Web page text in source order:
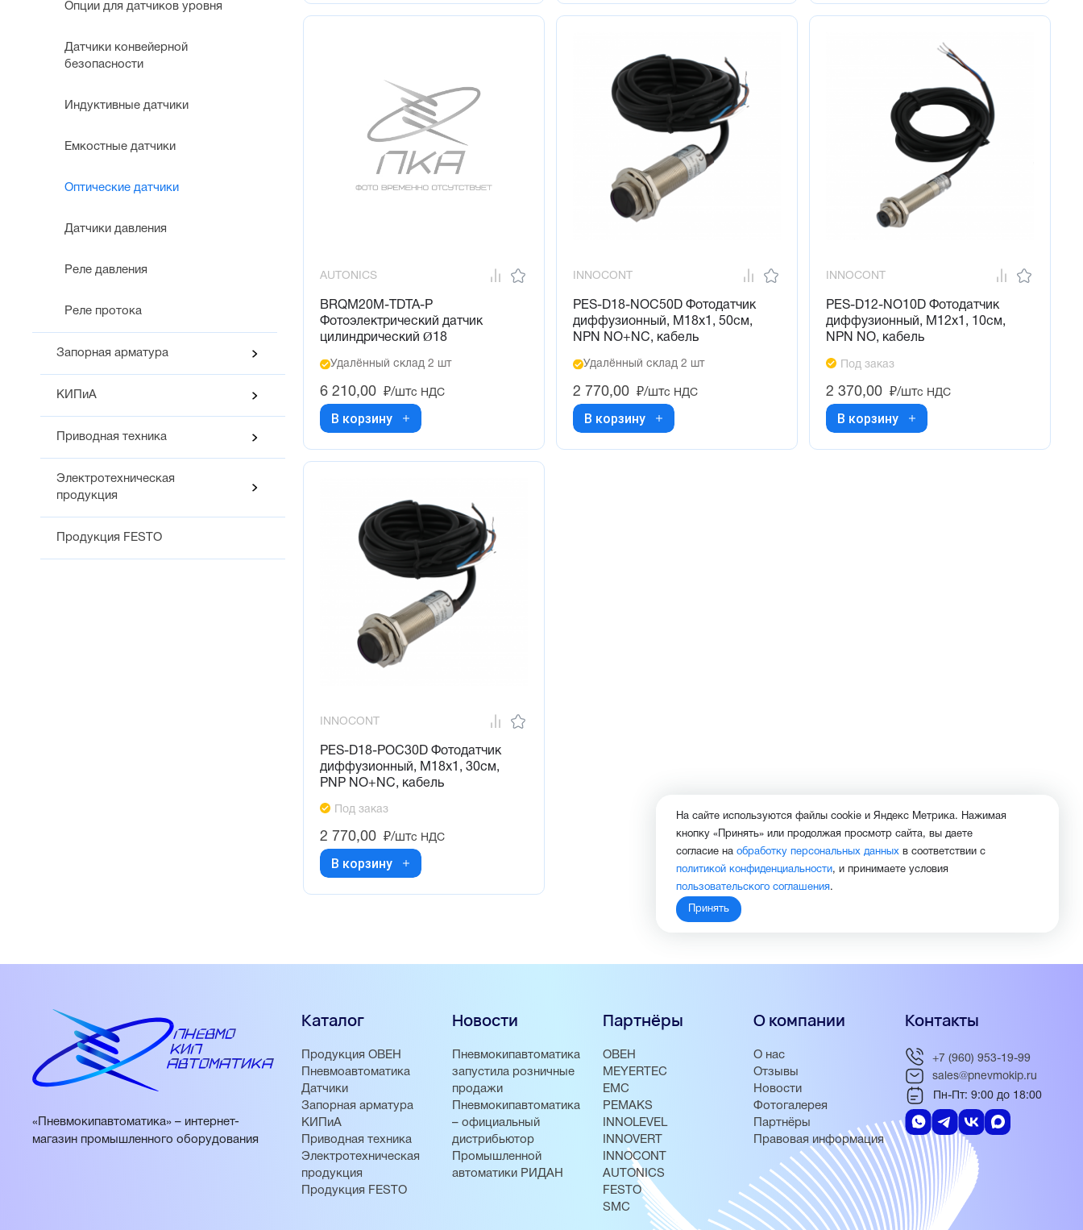
Опции для датчиков уровня
Датчики конвейерной
безопасности
Индуктивные датчики
Емкостные датчики
Оптические датчики
Датчики давления
Реле давления
Реле протока
Запорная арматура
КИПиА
Приводная техника
Электротехническая
продукция
Продукция FESTO
AUTONICS
BRQM20M-TDTA-P
Фотоэлектрический датчик
цилиндрический Ø18
Удалённый склад 2 шт
6 210,00 ₽/штс НДС
В корзину
INNOCONT
PES-D18-NOC50D Фотодатчик
диффузионный, М18х1, 50см,
NPN NO+NC, кабель
Удалённый склад 2 шт
2 770,00 ₽/штс НДС
В корзину
INNOCONT
PES-D12-NO10D Фотодатчик
диффузионный, М12х1, 10см,
NPN NO, кабель
Под заказ
2 370,00 ₽/штс НДС
В корзину
INNOCONT
PES-D18-POC30D Фотодатчик
диффузионный, М18х1, 30см,
PNP NO+NC, кабель
Под заказ
2 770,00 ₽/штс НДС
В корзину
«Пневмокипавтоматика» – интернет-
магазин промышленного оборудования
Каталог
Продукция ОВЕН
Пневмоавтоматика
Датчики
Запорная арматура
КИПиА
Приводная техника
Электротехническая
продукция
Продукция FESTO
Новости
Пневмокипавтоматика
запустила розничные
продажи
Пневмокипавтоматика
– официальный
дистрибьютор
Промышленной
автоматики РИДАН
Партнёры
ОВЕН
MEYERTEC
EMC
PEMAKS
INNOLEVEL
INNOVERT
INNOCONT
AUTONICS
FESTO
SMC
О компании
О нас
Отзывы
Новости
Фотогалерея
Партнёры
Правовая информация
Контакты
+7 (960) 953-19-99
sales@pnevmokip.ru
Пн-Пт: 9:00 до 18:00
На сайте используются файлы cookie и Яндекс Метрика. Нажимая
кнопку «Принять» или продолжая просмотр сайта, вы даете
согласие на обработку персональных данных в соответствии с
политикой конфиденциальности, и принимаете условия
пользовательского соглашения.
Принять